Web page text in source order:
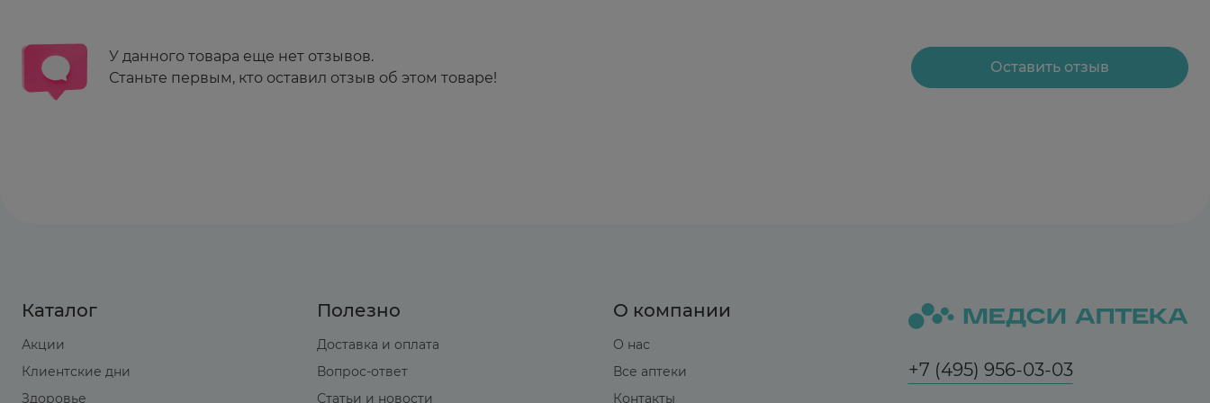
У данного товара еще нет отзывов.
Станьте первым, кто оставил отзыв об этом товаре!
Оставить отзыв
Каталог
Акции
Клиентские дни
Здоровье
Полезно
Доставка и оплата
Вопрос-ответ
Статьи и новости
О компании
О нас
Все аптеки
Контакты
+7 (495) 956-03-03